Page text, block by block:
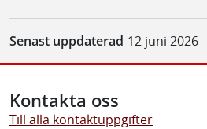
Senast uppdaterad 12 juni 2026
Kontakta oss
Till alla kontaktuppgifter